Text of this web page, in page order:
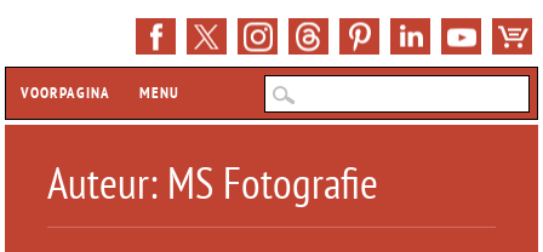
Hoofdmenu
VOORPAGINA MENU
Auteur: MS Fotografie